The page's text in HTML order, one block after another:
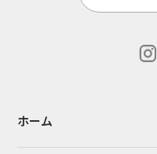
ホーム